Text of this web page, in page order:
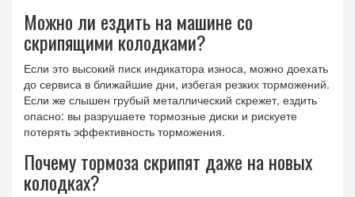
Можно ли ездить на машине со
скрипящими колодками?
Если это высокий писк индикатора износа, можно доехать
до сервиса в ближайшие дни, избегая резких торможений.
Если же слышен грубый металлический скрежет, ездить
опасно: вы разрушаете тормозные диски и рискуете
потерять эффективность торможения.
Почему тормоза скрипят даже на новых
колодках?